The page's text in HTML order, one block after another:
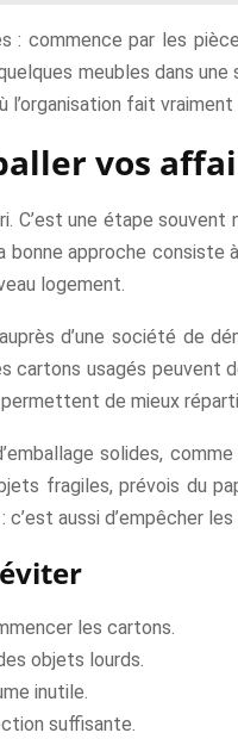
: commence par les
meubles dans
l’organisation fait
vos
une étape
bonne approche
logement.
d’une société de
cartons usagés
de mieux
solides,
fragiles, prévois du
c’est aussi d’empêcher
les cartons.
objets lourds.
inutile.
suffisante.